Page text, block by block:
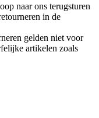
naar ons terugsturen
in de
gelden niet voor
artikelen zoals